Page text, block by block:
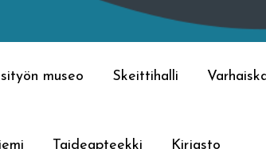
museo Skeittihalli
Taideapteekki Kirjasto